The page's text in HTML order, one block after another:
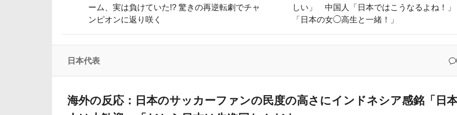
【激震】韓国人「韓国サッカー協会、W杯・五輪で複数回の性接待を行い審判を買収していたことが発覚…（ﾌﾞﾙﾌﾞﾙ」＝韓国の反
「そうやって笛を吹かせるんだよ」韓国サッカー協会がW杯・五輪予選で審判に◯的接待、高官の発言に批判殺到【海外の反応
外国人「2002年W杯は?」韓国サッカーに衝撃的不祥事！W杯予選でレフリーへの不適切接待発覚！海外騒然！【海外の反応
大谷翔平が25＆26号ホームラン、3安打の猛打賞もチームはまさかの6連敗、ドジャース対カブス戦・実況スレの翻訳（海外の反応）
ーム、実は負けていた!? 驚きの再逆転劇でチャ
ンピオンに返り咲く
しい」 中国人「日本ではこうなるよね！」
「日本の女◯高生と一緒！」
日本代表
海外の反応：日本のサッカーファンの民度の高さにインドネシア感銘「日